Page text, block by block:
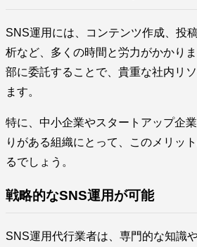
SNS運用には、コンテンツ作成、投
析など、多くの時間と労力がかかり
部に委託することで、貴重な社内リ
ます。
特に、中小企業やスタートアップ企
りがある組織にとって、このメリッ
るでしょう。
戦略的なSNS運用が可能
SNS運用代行業者は、専門的な知識